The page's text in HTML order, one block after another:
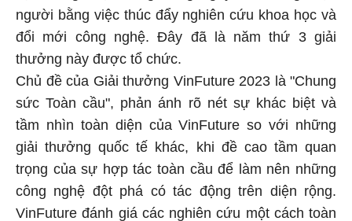
người bằng việc thúc đẩy nghiên cứu khoa học và
đổi mới công nghệ. Đây đã là năm thứ 3 giải
thưởng này được tổ chức.
Chủ đề của Giải thưởng VinFuture 2023 là "Chung
sức Toàn cầu", phản ánh rõ nét sự khác biệt và
tầm nhìn toàn diện của VinFuture so với những
giải thưởng quốc tế khác, khi đề cao tầm quan
trọng của sự hợp tác toàn cầu để làm nên những
công nghệ đột phá có tác động trên diện rộng.
VinFuture đánh giá các nghiên cứu một cách toàn